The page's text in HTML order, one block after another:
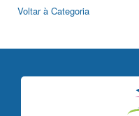
Voltar à Categoria